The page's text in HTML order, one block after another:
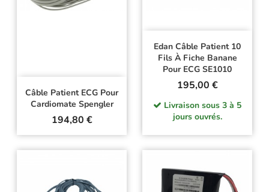
Câble Patient ECG Pour
Cardiomate Spengler
Prix
194,80 €
Edan Câble Patient 10
Fils À Fiche Banane
Pour ECG SE1010
Prix
195,00 €
Livraison sous 3 à 5
jours ouvrés.